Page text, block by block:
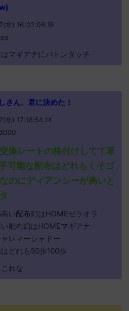
水) 16:02:06.18
マギアナにバトンタッチ
さん、君に決めた！
水) 17:18:54.14
換レートの格付けしてて草
可能な配布はどれもくそゴ
のにディアンシーが高いと
い配布幻はHOMEゼラオラ
配布幻はHOMEマギアナ
レマーシャドー
どれも50歩100歩
れな